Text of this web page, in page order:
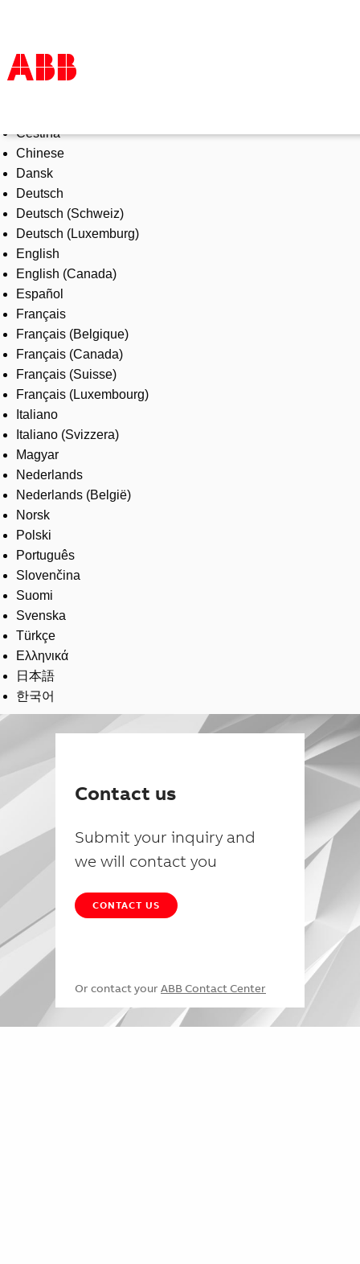
Products & Solutions
Industries
Services
About us
Where to buy
Contact us
Careers
Čeština
Chinese
Dansk
Deutsch
Deutsch (Schweiz)
Deutsch (Luxemburg)
English
English (Canada)
Español
Français
Français (Belgique)
Français (Canada)
Français (Suisse)
Français (Luxembourg)
Italiano
Italiano (Svizzera)
Magyar
Nederlands
Nederlands (België)
Norsk
Polski
Português
Slovenčina
Suomi
Svenska
Türkçe
Ελληνικά
日本語
한국어
Contact us
Submit your inquiry and
we will contact you
CONTACT US
Or contact your ABB Contact Center